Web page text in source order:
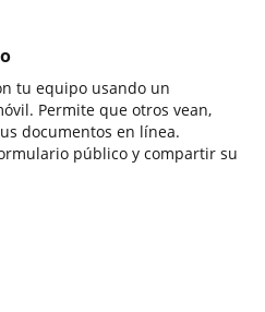
tu equipo usando un
Permite que otros vean,
documentos en línea.
público y compartir su